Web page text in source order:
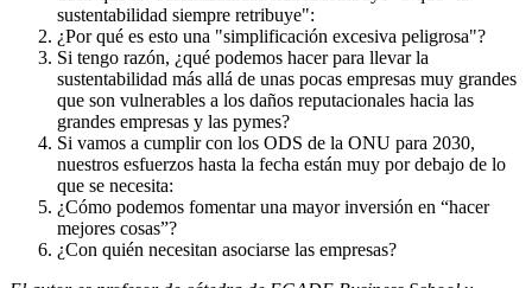
sustentabilidad siempre retribuye":
¿Por qué es esto una "simplificación excesiva peligrosa"?
Si tengo razón, ¿qué podemos hacer para llevar la
sustentabilidad más allá de unas pocas empresas muy grandes
que son vulnerables a los daños reputacionales hacia las
grandes empresas y las pymes?
Si vamos a cumplir con los ODS de la ONU para 2030,
nuestros esfuerzos hasta la fecha están muy por debajo de lo
que se necesita:
¿Cómo podemos fomentar una mayor inversión en “hacer
mejores cosas”?
¿Con quién necesitan asociarse las empresas?